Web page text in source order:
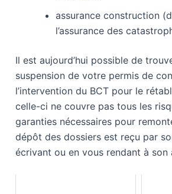
assurance construction
l’assurance des
Il est aujourd’hui possible de
suspension de votre permis de
l’intervention du BCT pour le
celle-ci ne couvre pas tous les
garanties nécessaires pour
dépôt des dossiers est reçu par
écrivant ou en vous rendant à son